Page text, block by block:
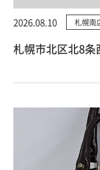
2026.08.10 札幌南
札幌市北区北8条